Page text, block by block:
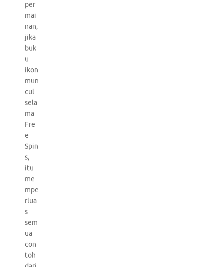
per
mai
nan,
jika
buk
u
ikon
mun
cul
sela
ma
Fre
e
Spin
s,
itu
me
mpe
rlua
s
sem
ua
con
toh